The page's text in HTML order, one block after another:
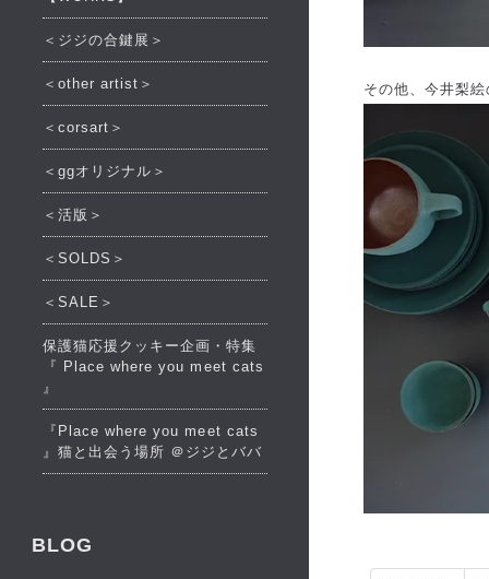
その他、今井梨
＜ジジの合鍵展＞
＜other artist＞
＜corsart＞
＜ggオリジナル＞
＜活版＞
＜SOLDS＞
＜SALE＞
保護猫応援クッキー企画・特集
『 Place where you meet cats
』
『Place where you meet cats
』猫と出会う場所 ＠ジジとババ
BLOG